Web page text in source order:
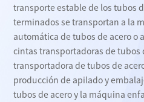
transporte estable de los tubos
terminados se transportan a la
automática de tubos de acero o
cintas transportadoras de tubos
transportadora de tubos de
producción de apilado y
tubos de acero y la máquina